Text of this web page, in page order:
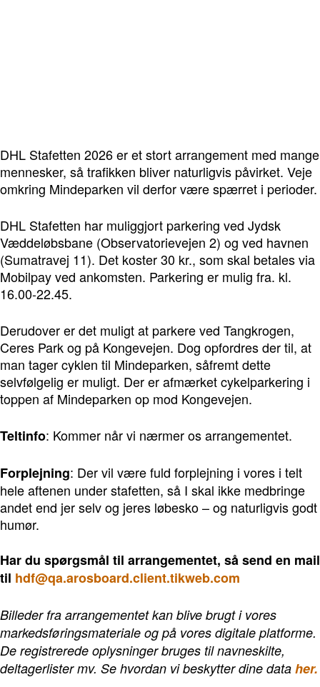
DHL Stafetten 2026 er et stort arrangement med mange
mennesker, så trafikken bliver naturligvis påvirket. Veje
omkring Mindeparken vil derfor være spærret i perioder.
DHL Stafetten har muliggjort parkering ved Jydsk
Væddeløbsbane (Observatorievejen 2) og ved havnen
(Sumatravej 11). Det koster 30 kr., som skal betales via
Mobilpay ved ankomsten. Parkering er mulig fra. kl.
16.00-22.45.
Derudover er det muligt at parkere ved Tangkrogen,
Ceres Park og på Kongevejen. Dog opfordres der til, at
man tager cyklen til Mindeparken, såfremt dette
selvfølgelig er muligt. Der er afmærket cykelparkering i
toppen af Mindeparken op mod Kongevejen.
Teltinfo: Kommer når vi nærmer os arrangementet.
Forplejning: Der vil være fuld forplejning i vores i telt
hele aftenen under stafetten, så I skal ikke medbringe
andet end jer selv og jeres løbesko – og naturligvis godt
humør.
Har du spørgsmål til arrangementet, så send en mail
til hdf@qa.arosboard.client.tikweb.com
Billeder fra arrangementet kan blive brugt i vores
markedsføringsmateriale og på vores digitale platforme.
De registrerede oplysninger bruges til navneskilte,
deltagerlister mv. Se hvordan vi beskytter dine data her.